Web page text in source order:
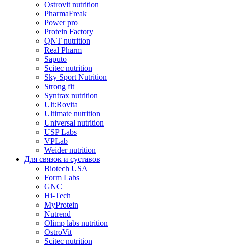
Ostrovit nutrition
PharmaFreak
Power pro
Protein Factory
QNT nutrition
Real Pharm
Saputo
Scitec nutrition
Sky Sport Nutrition
Strong fit
Syntrax nutrition
Ult:Rovita
Ultimate nutrition
Universal nutrition
USP Labs
VPLab
Weider nutrition
Для связок и суставов
Biotech USA
Form Labs
GNC
Hi-Tech
MyProtein
Nutrend
Olimp labs nutrition
OstroVit
Scitec nutrition